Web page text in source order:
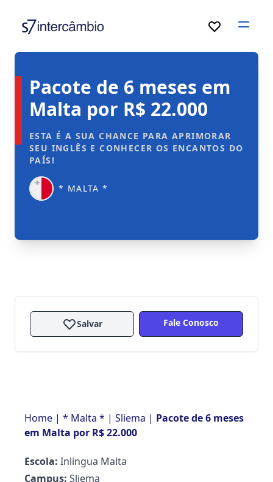
Open
Pacote de 6 meses em
Malta por R$ 22.000
ESTA É A SUA CHANCE PARA APRIMORAR
SEU INGLÊS E CONHECER OS ENCANTOS DO
PAÍS!
* MALTA *
Salvar Fale Conosco
Home | * Malta * | Sliema | Pacote de 6 meses
em Malta por R$ 22.000
Escola: Inlingua Malta
Campus: Sliema